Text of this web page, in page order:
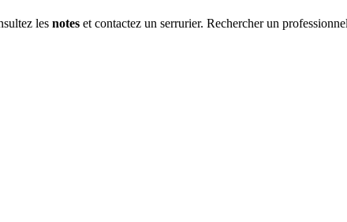
les notes et contactez un serrurier. Rechercher un